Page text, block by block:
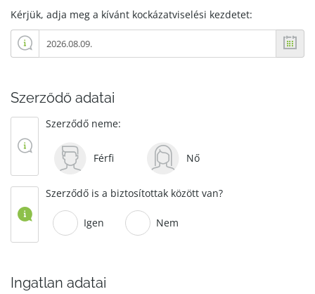
Kérjük, adja meg a kívánt kockázatviselési kezdetet:
Szerződő adatai
Szerződő neme:
Férfi Nő
Szerződő is a biztosítottak között van?
Igen Nem
Ingatlan adatai